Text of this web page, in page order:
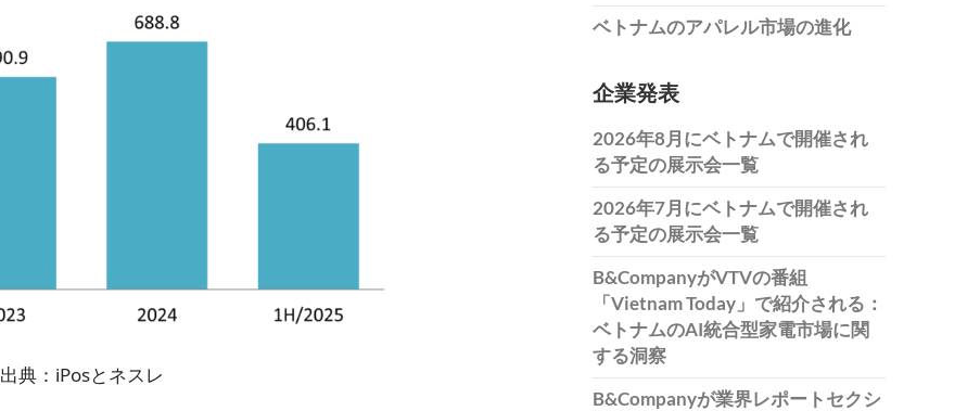
出典：iPosとネスレ
ベトナムのアパレル市場の進化
企業発表
2026年8月にベトナムで開催され
る予定の展示会一覧
2026年7月にベトナムで開催され
る予定の展示会一覧
B&CompanyがVTVの番組
「Vietnam Today」で紹介される：
ベトナムのAI統合型家電市場に関
する洞察
B&Companyが業界レポートセクシ